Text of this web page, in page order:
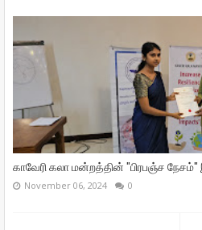
காவேரி கலா மன்றத்தின் "பிரபஞ்ச
November 06, 2024 0